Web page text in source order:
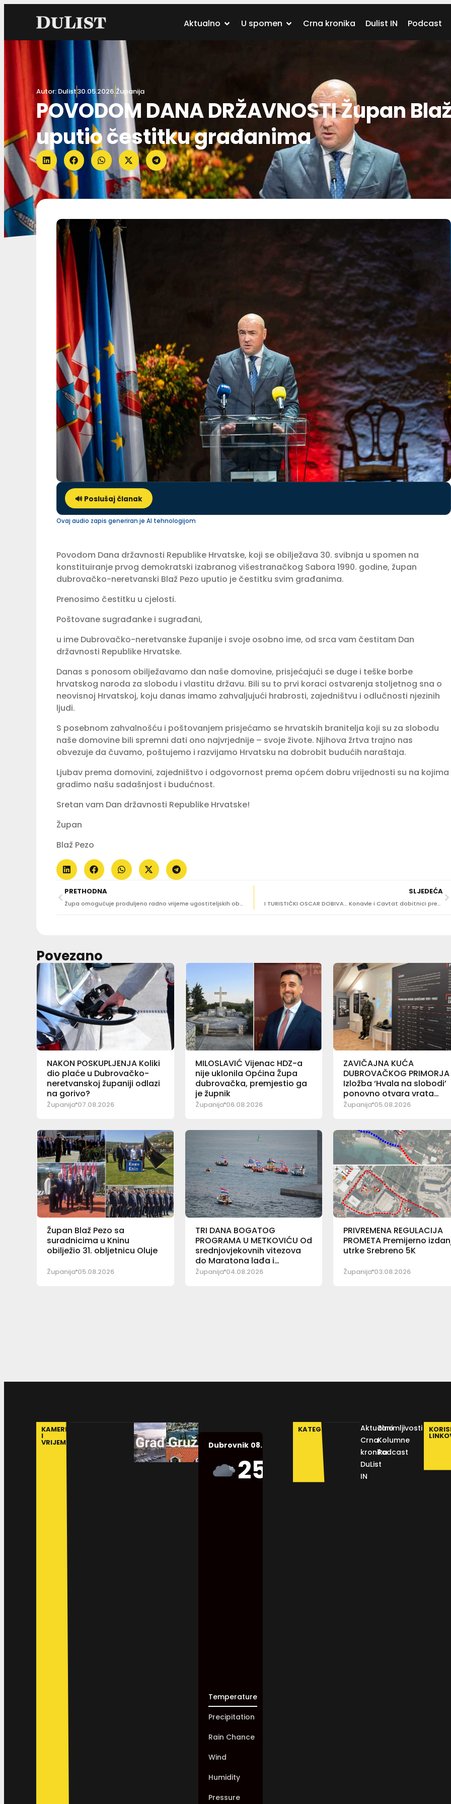
Aktualno U spomen Crna kronika Dulist IN Podcast
Autor: Dulist30.05.2026.Županija
POVODOM DANA DRŽAVNOSTI Župan
uputio čestitku građanima
🔊 Poslušaj članak
Ovaj audio zapis generiran je AI tehnologijom
Povodom Dana državnosti Republike Hrvatske, koji se obilježava 30. svibnja u spomen na
konstituiranje prvog demokratski izabranog višestranačkog Sabora 1990. godine, župan
dubrovačko-neretvanski Blaž Pezo uputio je čestitku svim građanima.
Prenosimo čestitku u cjelosti.
Poštovane sugrađanke i sugrađani,
u ime Dubrovačko-neretvanske županije i svoje osobno ime, od srca vam čestitam Dan
državnosti Republike Hrvatske.
Danas s ponosom obilježavamo dan naše domovine, prisjećajući se duge i teške borbe
hrvatskog naroda za slobodu i vlastitu državu. Bili su to prvi koraci ostvarenja stoljetnog sna o
neovisnoj Hrvatskoj, koju danas imamo zahvaljujući hrabrosti, zajedništvu i odlučnosti njezinih
ljudi.
S posebnom zahvalnošću i poštovanjem prisjećamo se hrvatskih branitelja koji su za slobodu
naše domovine bili spremni dati ono najvrjednije – svoje živote. Njihova žrtva trajno nas
obvezuje da čuvamo, poštujemo i razvijamo Hrvatsku na dobrobit budućih naraštaja.
Ljubav prema domovini, zajedništvo i odgovornost prema općem dobru vrijednosti su na kojima
gradimo našu sadašnjost i budućnost.
Sretan vam Dan državnosti Republike Hrvatske!
Župan
Blaž Pezo
PRETHODNA
Župa omogućuje produljeno radno vrijeme ugostiteljskih objekata tijekom Svjetskog prvenstva
SLJEDEĆA
I TURISTIČKI OSCAR DOBIVA… Konavle i Cavtat dobitnici prestižne ‘Zlatne jabuke’
Povezano
NAKON POSKUPLJENJA Koliki
dio plaće u Dubrovačko-
neretvanskoj županiji odlazi
na gorivo?
Županija 07.08.2026
MILOSLAVIĆ Vijenac HDZ-a
nije uklonila Općina Župa
dubrovačka, premjestio ga
je župnik
Županija 06.08.2026
ZAVIČAJNA KUĆA
DUBROVAČKOG PRIMORJA
Izložba ‘Hvala na slobodi’
ponovno otvara vrata
posjetiteljima
Županija 05.08.2026
Župan Blaž Pezo sa
suradnicima u Kninu
obilježio 31. obljetnicu Oluje
Županija 05.08.2026
TRI DANA BOGATOG
PROGRAMA U METKOVIĆU Od
srednjovjekovnih vitezova
do Maratona lađa i
Jerkovačke fešte
Županija 04.08.2026
PRIVREMENA REGULACIJA
PROMETA Premijerno
utrke Srebreno 5K
Županija 03.08.2026
KAMERE
I
VRIJEME Dubrovnik 08.08.2026.
25
Humidity:
Temperature
Precipitation
Rain Chance
Wind
Humidity
Pressure
KATEGORIJE
Aktualno
Crna
kronika
DuList
IN
Zanimljivosti
Kolumne
Podcast